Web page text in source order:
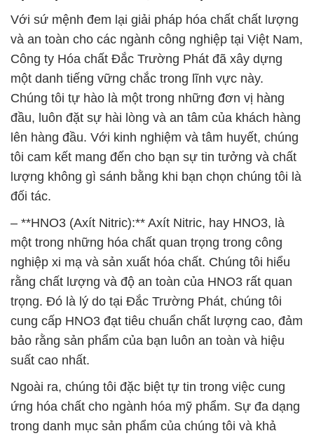
Với sứ mệnh đem lại giải pháp hóa chất chất lượng
và an toàn cho các ngành công nghiệp tại Việt Nam,
Công ty Hóa chất Đắc Trường Phát đã xây dựng
một danh tiếng vững chắc trong lĩnh vực này.
Chúng tôi tự hào là một trong những đơn vị hàng
đầu, luôn đặt sự hài lòng và an tâm của khách hàng
lên hàng đầu. Với kinh nghiệm và tâm huyết, chúng
tôi cam kết mang đến cho bạn sự tin tưởng và chất
lượng không gì sánh bằng khi bạn chọn chúng tôi là
đối tác.
– **HNO3 (Axít Nitric):** Axít Nitric, hay HNO3, là
một trong những hóa chất quan trọng trong công
nghiệp xi mạ và sản xuất hóa chất. Chúng tôi hiểu
rằng chất lượng và độ an toàn của HNO3 rất quan
trọng. Đó là lý do tại Đắc Trường Phát, chúng tôi
cung cấp HNO3 đạt tiêu chuẩn chất lượng cao, đảm
bảo rằng sản phẩm của bạn luôn an toàn và hiệu
suất cao nhất.
Ngoài ra, chúng tôi đặc biệt tự tin trong việc cung
ứng hóa chất cho ngành hóa mỹ phẩm. Sự đa dạng
trong danh mục sản phẩm của chúng tôi và khả